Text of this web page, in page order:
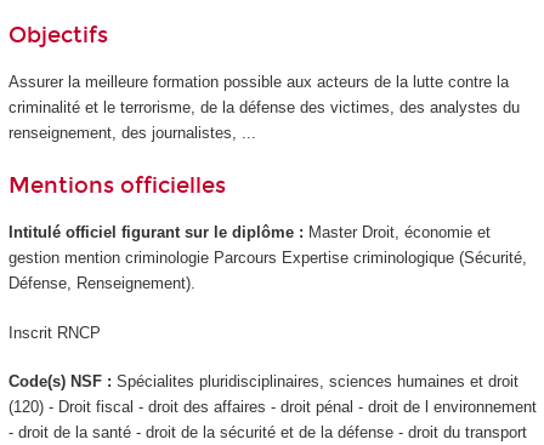
Objectifs
Assurer la meilleure formation possible aux acteurs de la lutte contre la
criminalité et le terrorisme, de la défense des victimes, des analystes du
renseignement, des journalistes, ...
Mentions officielles
Intitulé officiel figurant sur le diplôme : Master Droit, économie et
gestion mention criminologie Parcours Expertise criminologique (Sécurité,
Défense, Renseignement).
Inscrit RNCP
Code(s) NSF : Spécialites pluridisciplinaires, sciences humaines et droit
(120) - Droit fiscal - droit des affaires - droit pénal - droit de l environnement
- droit de la santé - droit de la sécurité et de la défense - droit du transport